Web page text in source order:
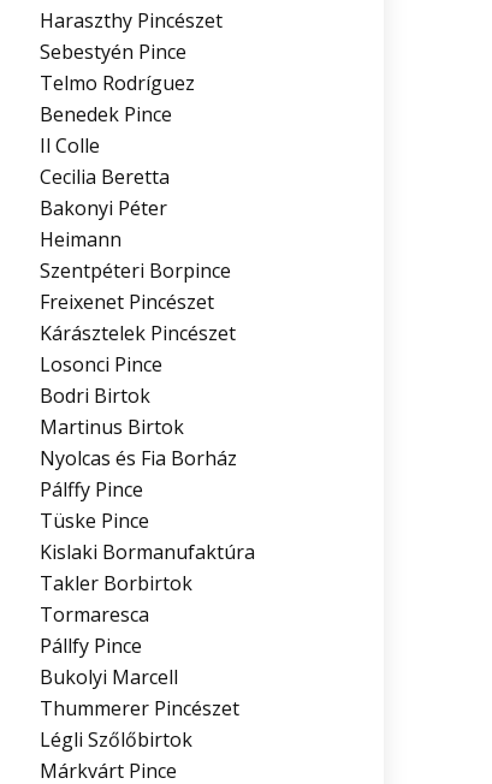
Haraszthy Pincészet
Sebestyén Pince
Telmo Rodríguez
Benedek Pince
Il Colle
Cecilia Beretta
Bakonyi Péter
Heimann
Szentpéteri Borpince
Freixenet Pincészet
Kárásztelek Pincészet
Losonci Pince
Bodri Birtok
Martinus Birtok
Nyolcas és Fia Borház
Pálffy Pince
Tüske Pince
Kislaki Bormanufaktúra
Takler Borbirtok
Tormaresca
Pállfy Pince
Bukolyi Marcell
Thummerer Pincészet
Légli Szőlőbirtok
Márkvárt Pince